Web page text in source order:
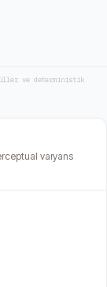
ve deterministik
varyans